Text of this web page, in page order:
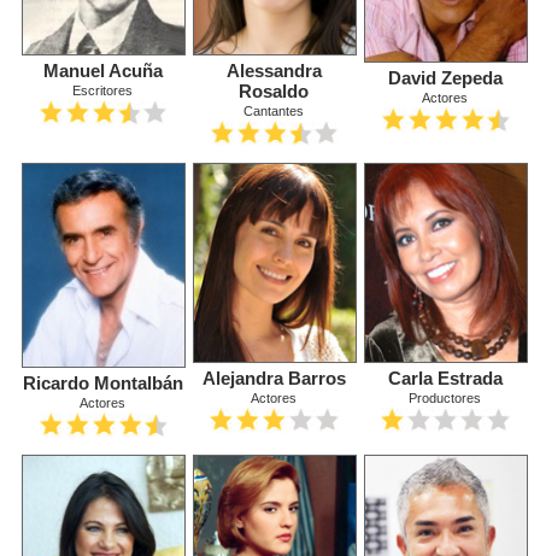
Manuel Acuña
Escritores
Alessandra
Rosaldo
Cantantes
David Zepeda
Actores
Ricardo Montalbán
Actores
Alejandra Barros
Actores
Carla Estrada
Productores